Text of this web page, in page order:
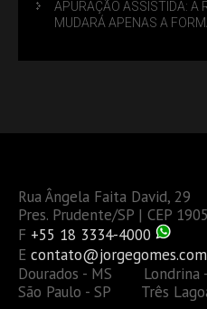
APURAÇÃO ASSISTIDA: A
MUDARÁ APENAS A
Rua Ângela Faita David, 29
Pres. Prudente/SP | CEP
F +55 18 3334-4000
E
Dourados - MS
São Paulo - SP Três